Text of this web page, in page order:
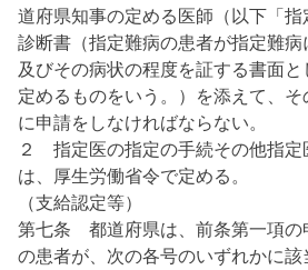
道府県知事の定める医師（以下「
診断書（指定難病の患者が指定難病
及びその病状の程度を証する書面
定めるものをいう。）を添えて、
に申請をしなければならない。
２ 指定医の指定の手続その他指定
は、厚生労働省令で定める。
（支給認定等）
第七条 都道府県は、前条第一項の
の患者が、次の各号のいずれかに